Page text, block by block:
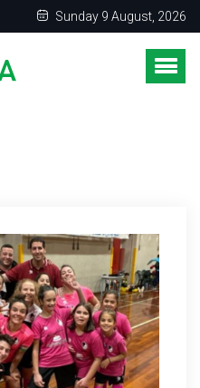
Sunday 9 August, 2026